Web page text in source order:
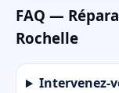
FAQ —
Rochelle
Intervenez-